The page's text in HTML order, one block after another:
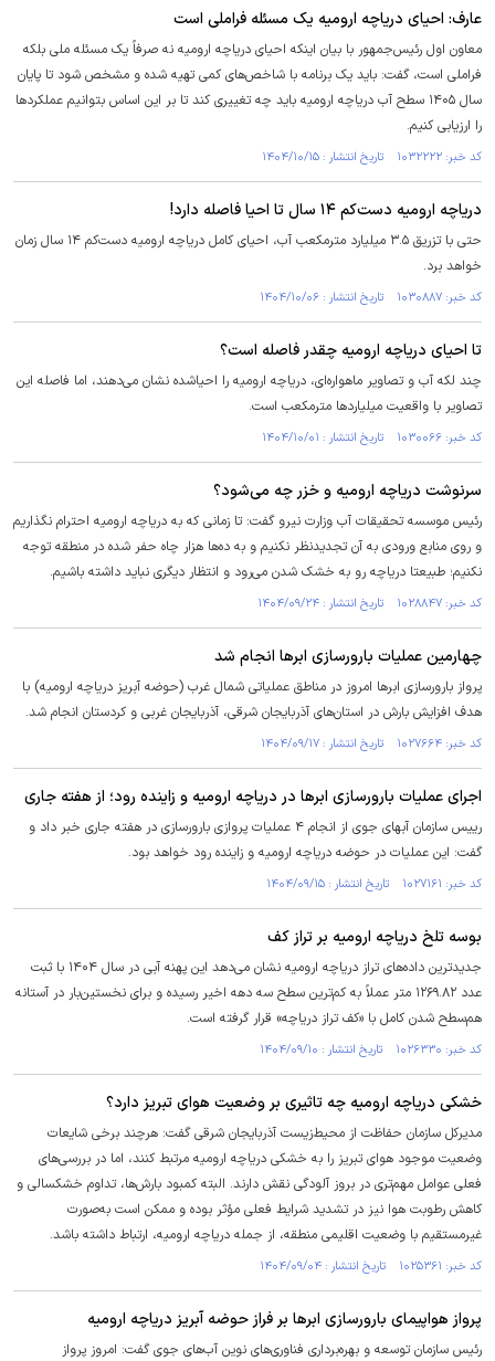
عارف: احیای دریاچه ارومیه یک مسئله فراملی است
معاون اول رئیس‌جمهور با بیان اینکه احیای دریاچه ارومیه نه صرفاً یک مسئله ملی بلکه
فراملی است، گفت: باید یک برنامه با شاخص‌های کمی تهیه شده و مشخص شود تا پایان
سال ۱۴۰۵ سطح آب دریاچه ارومیه باید چه تغییری کند تا بر این اساس بتوانیم عملکرد‌ها
را ارزیابی کنیم.
کد خبر: ۱۰۳۲۲۲۲ تاریخ انتشار : ۱۴۰۴/۱۰/۱۵
دریاچه ارومیه دست‌کم ۱۴ سال تا احیا فاصله دارد!
حتی با تزریق ۳.۵ میلیارد مترمکعب آب، احیای کامل دریاچه ارومیه دست‌کم ۱۴ سال زمان
خواهد برد.
کد خبر: ۱۰۳۰۸۸۷ تاریخ انتشار : ۱۴۰۴/۱۰/۰۶
تا احیای دریاچه ارومیه چقدر فاصله است؟
چند لکه آب و تصاویر ماهواره‌ای، دریاچه ارومیه را احیاشده نشان می‌دهند، اما فاصله این
تصاویر با واقعیت میلیاردها مترمکعب است.
کد خبر: ۱۰۳۰۰۶۶ تاریخ انتشار : ۱۴۰۴/۱۰/۰۱
سرنوشت دریاچه ارومیه و خزر چه می‌شود؟
رئیس موسسه تحقیقات آب وزارت نیرو گفت: تا زمانی که به دریاچه ارومیه احترام نگذاریم
و روی منابع ورودی به آن تجدیدنظر نکنیم و به ده‌ها هزار چاه حفر شده در منطقه توجه
نکنیم؛ طبیعتا دریاچه رو به خشک شدن می‌رود و انتظار دیگری نباید داشته باشیم.
کد خبر: ۱۰۲۸۸۴۷ تاریخ انتشار : ۱۴۰۴/۰۹/۲۴
چهارمین عملیات بارورسازی ابرها انجام شد
پرواز بارورسازی ابرها امروز در مناطق عملیاتی شمال غرب (حوضه آبریز دریاچه ارومیه) با
هدف افزایش بارش در استان‌های آذربایجان شرقی، آذربایجان غربی و کردستان انجام شد.
کد خبر: ۱۰۲۷۶۶۴ تاریخ انتشار : ۱۴۰۴/۰۹/۱۷
اجرای عملیات بارورسازی ابرها در دریاچه ارومیه و زاینده رود؛ از هفته جاری
رییس سازمان آبهای جوی از انجام ۴ عملیات پروازی بارورسازی در هفته جاری خبر داد و
گفت: این عملیات در حوضه دریاچه ارومیه و زاینده رود خواهد بود.
کد خبر: ۱۰۲۷۱۶۱ تاریخ انتشار : ۱۴۰۴/۰۹/۱۵
بوسه تلخ دریاچه ارومیه بر تراز کف
جدیدترین داده‌های تراز دریاچه ارومیه نشان می‌دهد این پهنه آبی در سال ۱۴۰۴ با ثبت
عدد ۱۲۶۹.۸۲ متر عملاً به کم‌ترین سطح سه دهه اخیر رسیده و برای نخستین‌بار در آستانه
هم‌سطح شدن کامل با «کف تراز دریاچه» قرار گرفته است.
کد خبر: ۱۰۲۶۳۳۰ تاریخ انتشار : ۱۴۰۴/۰۹/۱۰
خشکی دریاچه ارومیه چه تاثیری بر وضعیت هوای تبریز دارد؟
مدیرکل سازمان حفاظت از محیط‌زیست آذربایجان شرقی گفت: هرچند برخی شایعات
وضعیت موجود هوای تبریز را به خشکی دریاچه ارومیه مرتبط کنند، اما در بررسی‌های
فعلی عوامل مهم‌تری در بروز آلودگی نقش دارند. البته کمبود بارش‌ها، تداوم خشکسالی و
کاهش رطوبت هوا نیز در تشدید شرایط فعلی مؤثر بوده و ممکن است به‌صورت
غیرمستقیم با وضعیت اقلیمی منطقه، از جمله دریاچه ارومیه، ارتباط داشته باشد.
کد خبر: ۱۰۲۵۳۶۱ تاریخ انتشار : ۱۴۰۴/۰۹/۰۴
پرواز هواپیمای بارورسازی ابر‌ها بر فراز حوضه آبریز دریاچه ارومیه
رئیس سازمان توسعه و بهره‌برداری فناوری‌های نوین آب‌های جوی گفت: امروز پرواز